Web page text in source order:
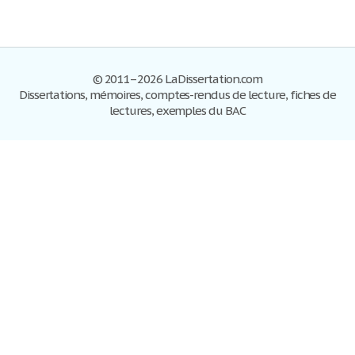
© 2011–2026 LaDissertation.com
Dissertations, mémoires, comptes-rendus de lecture, fiches de
lectures, exemples du BAC